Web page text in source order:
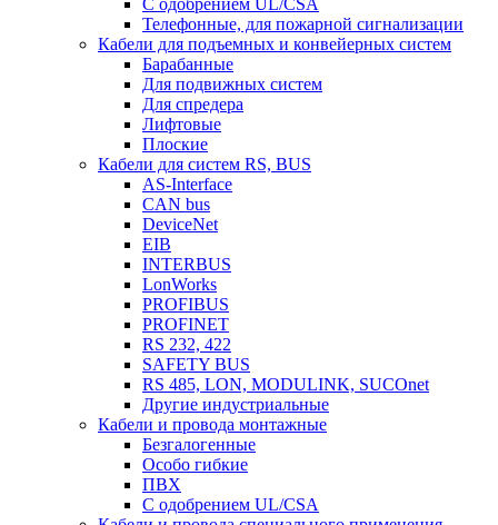
Телефонные, для пожарной сигнализации
Кабели для подъемных и конвейерных систем
Барабанные
Для подвижных систем
Для спредера
Лифтовые
Плоские
Кабели для систем RS, BUS
AS-Interface
CAN bus
DeviceNet
EIB
INTERBUS
LonWorks
PROFIBUS
PROFINET
RS 232, 422
SAFETY BUS
RS 485, LON, MODULINK, SUCOnet
Другие индустриальные
Кабели и провода монтажные
Безгалогенные
Особо гибкие
ПВХ
С одобрением UL/CSA